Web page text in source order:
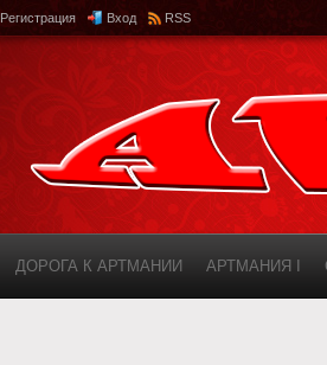
Регистрация Вход RSS
ДОРОГА К АРТМАНИИ АРТМАНИЯ I